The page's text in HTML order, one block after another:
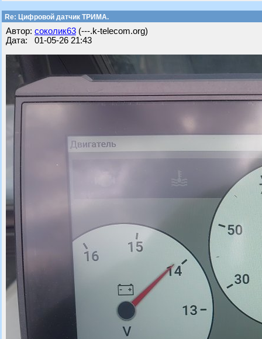
Re: Цифровой датчик ТРИМА.
Автор: соколик63 (---.k-telecom.org)
Дата: 01-05-26 21:43